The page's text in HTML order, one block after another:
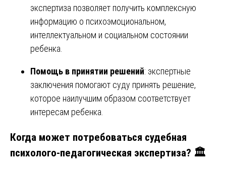
экспертиза позволяет получить комплексную
информацию о психоэмоциональном,
интеллектуальном и социальном состоянии
ребенка.
Помощь в принятии решений: экспертные
заключения помогают суду принять решение,
которое наилучшим образом соответствует
интересам ребенка.
Когда может потребоваться судебная
психолого-педагогическая экспертиза? 🏛️